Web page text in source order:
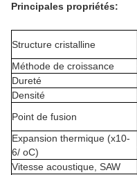
Principales propriétés:
Structure cristalline
Méthode de croissance
Dureté
Densité
Point de fusion
Expansion thermique (x10-
6/ oC)
Vitesse acoustique, SAW